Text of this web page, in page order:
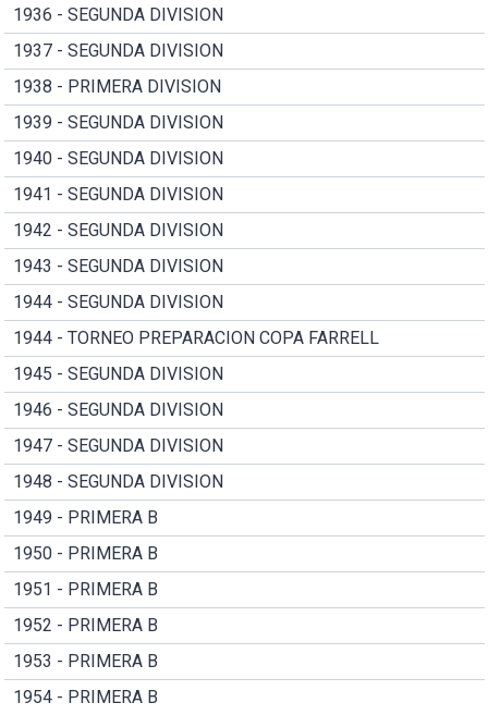
1936 - SEGUNDA DIVISION
1937 - SEGUNDA DIVISION
1938 - PRIMERA DIVISION
1939 - SEGUNDA DIVISION
1940 - SEGUNDA DIVISION
1941 - SEGUNDA DIVISION
1942 - SEGUNDA DIVISION
1943 - SEGUNDA DIVISION
1944 - SEGUNDA DIVISION
1944 - TORNEO PREPARACION COPA FARRELL
1945 - SEGUNDA DIVISION
1946 - SEGUNDA DIVISION
1947 - SEGUNDA DIVISION
1948 - SEGUNDA DIVISION
1949 - PRIMERA B
1950 - PRIMERA B
1951 - PRIMERA B
1952 - PRIMERA B
1953 - PRIMERA B
1954 - PRIMERA B